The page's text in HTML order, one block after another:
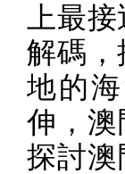
上最
解碼，
地的
伸，澳
探討澳